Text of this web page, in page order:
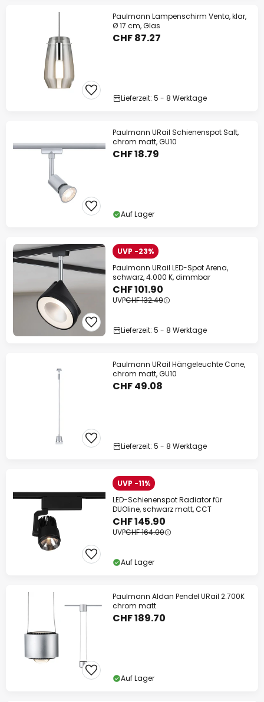
Paulmann Lampenschirm Vento, klar,
Ø 17 cm, Glas
CHF 87.27
Lieferzeit: 5 - 8 Werktage
Paulmann URail Schienenspot Salt,
chrom matt, GU10
CHF 18.79
Auf Lager
UVP -23%
Paulmann URail LED-Spot Arena,
schwarz, 4.000 K, dimmbar
CHF 101.90
UVPCHF 132.49
Lieferzeit: 5 - 8 Werktage
Paulmann URail Hängeleuchte Cone,
chrom matt, GU10
CHF 49.08
Lieferzeit: 5 - 8 Werktage
UVP -11%
LED-Schienenspot Radiator für
DUOline, schwarz matt, CCT
CHF 145.90
UVPCHF 164.00
Auf Lager
Paulmann Aldan Pendel URail 2.700K
chrom matt
CHF 189.70
Auf Lager